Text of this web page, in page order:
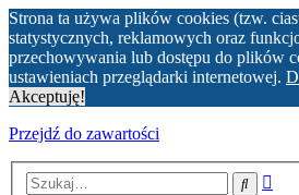
Strona ta używa plików cookies (tzw.
statystycznych, reklamowych oraz
przechowywania lub dostępu do plików
ustawieniach przeglądarki internetowej.
Akceptuję!
Przejdź do zawartości
Szukaj